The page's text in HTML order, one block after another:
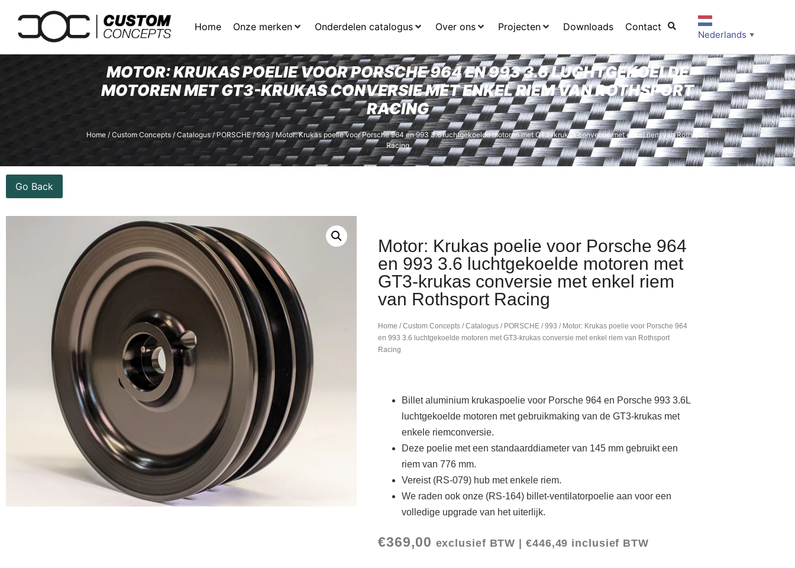
Home Onze merken Onderdelen catalogus Over ons Projecten Downloads Contact
Nederlands ▼
MOTOR: KRUKAS POELIE VOOR PORSCHE 964 EN 993 3.6 LUCHTGEKOELDE
MOTOREN MET GT3-KRUKAS CONVERSIE MET ENKEL RIEM VAN ROTHSPORT
RACING
Home / Custom Concepts /Catalogus/PORSCHE/993/ Motor: Krukas poelie voor Porsche 964 en 993 3.6 luchtgekoelde motoren met GT3-krukas conversie met enkel riem van Rothsport
Racing
Go Back
Motor: Krukas poelie voor Porsche 964
en 993 3.6 luchtgekoelde motoren met
GT3-krukas conversie met enkel riem
van Rothsport Racing
Home /Custom Concepts /Catalogus / PORSCHE /993 / Motor: Krukas poelie voor Porsche 964
en 993 3.6 luchtgekoelde motoren met GT3-krukas conversie met enkel riem van Rothsport
Racing
Billet aluminium krukaspoelie voor Porsche 964 en Porsche 993 3.6L
luchtgekoelde motoren met gebruikmaking van de GT3-krukas met
enkele riemconversie.
Deze poelie met een standaarddiameter van 145 mm gebruikt een
riem van 776 mm.
Vereist (RS-079) hub met enkele riem.
We raden ook onze (RS-164) billet-ventilatorpoelie aan voor een
volledige upgrade van het uiterlijk.
€369,00 exclusief BTW | €446,49 inclusief BTW